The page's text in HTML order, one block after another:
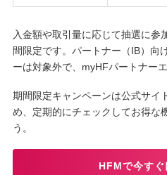
入金額や取引量に応じて抽選に参
間限定です。パートナー（IB）向
ーは対象外で、myHFパートナー
期間限定キャンペーンは公式サイ
め、定期的にチェックしてお得な
う。
HFMで今すぐ